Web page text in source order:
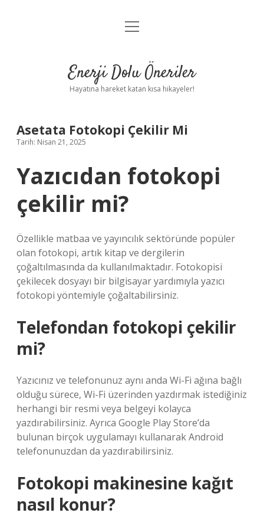
Anasayfa
Yasal Uyarı
menüyü
Enerji Dolu Öneriler
Hayatına hareket katan kısa hikayeler!
Asetata Fotokopi Çekilir Mi
Tarih: Nisan 21, 2025
Yazıcıdan fotokopi
çekilir mi?
Özellikle matbaa ve yayıncılık sektöründe popüler
olan fotokopi, artık kitap ve dergilerin
çoğaltılmasında da kullanılmaktadır. Fotokopisi
çekilecek dosyayı bir bilgisayar yardımıyla yazıcı
fotokopi yöntemiyle çoğaltabilirsiniz.
Telefondan fotokopi çekilir
mi?
Yazıcınız ve telefonunuz aynı anda Wi-Fi ağına bağlı
olduğu sürece, Wi-Fi üzerinden yazdırmak istediğiniz
herhangi bir resmi veya belgeyi kolayca
yazdırabilirsiniz. Ayrıca Google Play Store’da
bulunan birçok uygulamayı kullanarak Android
telefonunuzdan da yazdırabilirsiniz.
Fotokopi makinesine kağıt
nasıl konur?